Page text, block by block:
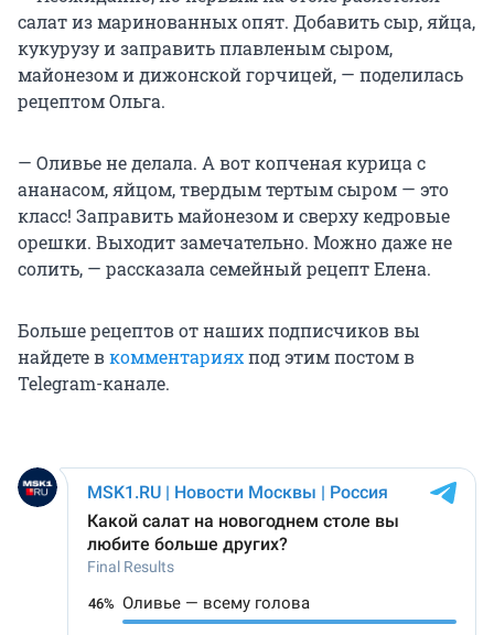
салат из маринованных опят. Добавить сыр, яйца,
кукурузу и заправить плавленым сыром,
майонезом и дижонской горчицей, — поделилась
рецептом Ольга.
— Оливье не делала. А вот копченая курица с
ананасом, яйцом, твердым тертым сыром — это
класс! Заправить майонезом и сверху кедровые
орешки. Выходит замечательно. Можно даже не
солить, — рассказала семейный рецепт Елена.
Больше рецептов от наших подписчиков вы
найдете вкомментарияхпод этим постом в
Telegram-канале.